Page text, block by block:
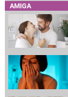
AMIGA